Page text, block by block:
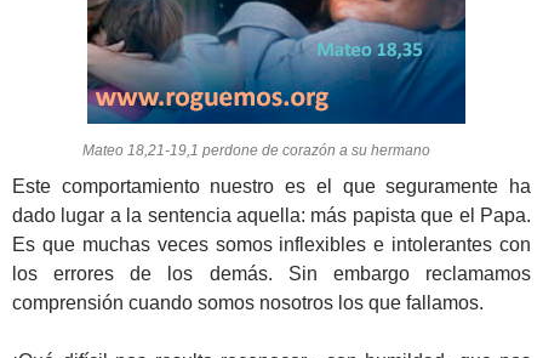
Mateo 18,21-19,1 perdone de corazón a su hermano
Este comportamiento nuestro es el que seguramente ha
dado lugar a la sentencia aquella: más papista que el Papa.
Es que muchas veces somos inflexibles e intolerantes con
los errores de los demás. Sin embargo reclamamos
comprensión cuando somos nosotros los que fallamos.